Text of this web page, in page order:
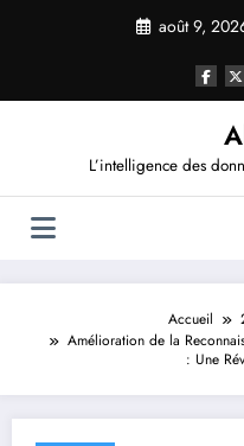
août 9,
L’intelligence des
Accueil
Amélioration de la
: Une